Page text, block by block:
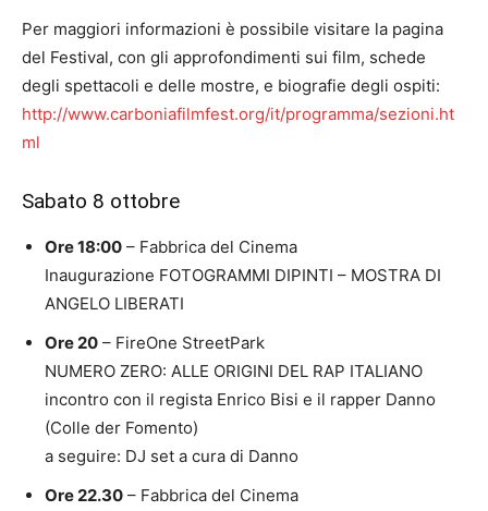
Per maggiori informazioni è possibile visitare la pagina
del Festival, con gli approfondimenti sui film, schede
degli spettacoli e delle mostre, e biografie degli ospiti:
http://www.carboniafilmfest.org/it/programma/sezioni.ht
ml
Sabato 8 ottobre
Ore 18:00 – Fabbrica del Cinema
Inaugurazione FOTOGRAMMI DIPINTI – MOSTRA DI
ANGELO LIBERATI
Ore 20 – FireOne StreetPark
NUMERO ZERO: ALLE ORIGINI DEL RAP ITALIANO
incontro con il regista Enrico Bisi e il rapper Danno
(Colle der Fomento)
a seguire: DJ set a cura di Danno
Ore 22.30 – Fabbrica del Cinema